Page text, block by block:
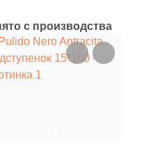
с производства